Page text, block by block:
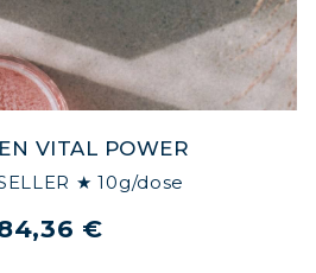
SPORT : FORCE,
& RÉCUPÉRATION
DÉTOX : AFFINEZ ET
VOTRE CORPS
POUR CHEVEUX :
& FORCE
: SOULAGEZ DOULEURS
VITAL POWER
★ 10g/dose
€